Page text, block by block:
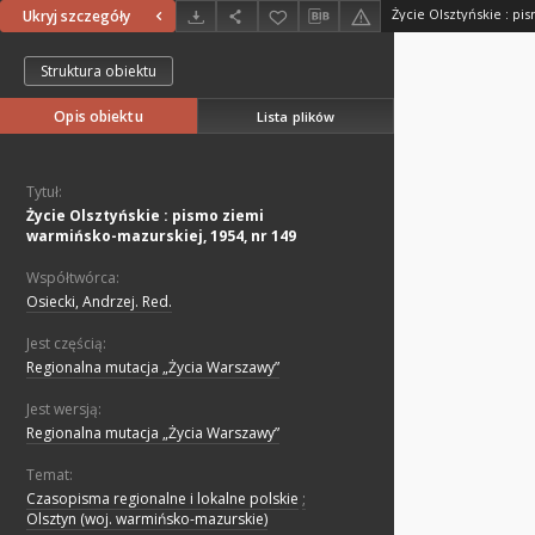
Ukryj szczegóły
Struktura obiektu
Opis obiektu Lista plików
Tytuł:
Życie Olsztyńskie : pismo ziemi
warmińsko-mazurskiej, 1954, nr 149
Współtwórca:
Osiecki, Andrzej. Red.
Jest częścią:
Regionalna mutacja „Życia Warszawy”
Jest wersją:
Regionalna mutacja „Życia Warszawy”
Temat:
Czasopisma regionalne i lokalne polskie ;
Olsztyn (woj. warmińsko-mazurskie)